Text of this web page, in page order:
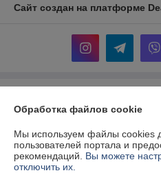
Сайт создан на платформе
Республика Беларусь, 220017, г.
помещение 174.
Регистрационный номер ЕГР:
Обработка файлов cookie
Мы используем файлы cookies
пользователей портала и
рекомендаций. Вы можете
отключить их.